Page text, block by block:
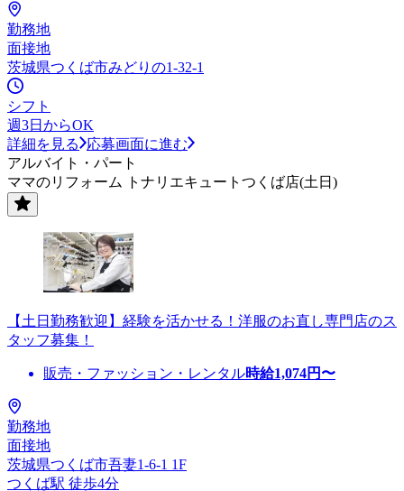
勤務地
面接地
茨城県つくば市みどりの1-32-1
シフト
週3日からOK
詳細を見る
応募画面に進む
アルバイト・パート
ママのリフォーム トナリエキュートつくば店(土日)
【土日勤務歓迎】経験を活かせる！洋服のお直し専門店のス
タッフ募集！
販売・ファッション・レンタル時給1,074円〜
勤務地
面接地
茨城県つくば市吾妻1-6-1 1F
つくば駅 徒歩4分